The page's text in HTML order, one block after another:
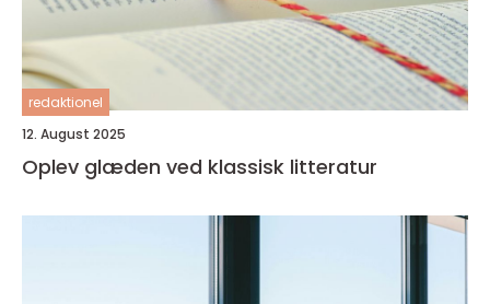
redaktionel
12. August 2025
Oplev glæden ved klassisk litteratur